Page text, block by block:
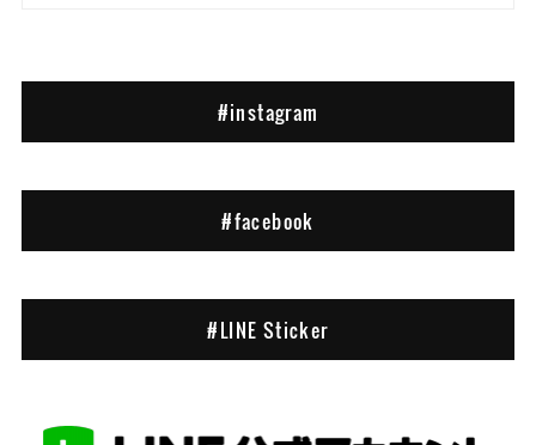
#instagram
#facebook
#LINE Sticker